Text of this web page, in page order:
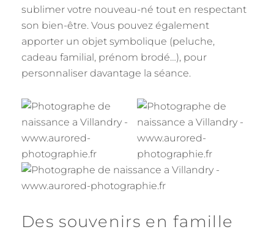
sublimer votre nouveau-né tout en respectant
son bien-être. Vous pouvez également
apporter un objet symbolique (peluche,
cadeau familial, prénom brodé…), pour
personnaliser davantage la séance.
Des souvenirs en famille